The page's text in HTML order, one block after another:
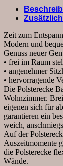
Longchair
groß
rechts,
Relaxfunktion
(motorisch),
Leder,
Cognac
Menge
Zeit zum
Modern und
Genuss neuer
• frei im Raum
• angenehmer
• hervorragende
Die Polsterecke
Wohnzimmer.
eigenen sich für
garantieren ein
weich,
Auf der
Auszeitmomente
die Polsterecke
Wände.